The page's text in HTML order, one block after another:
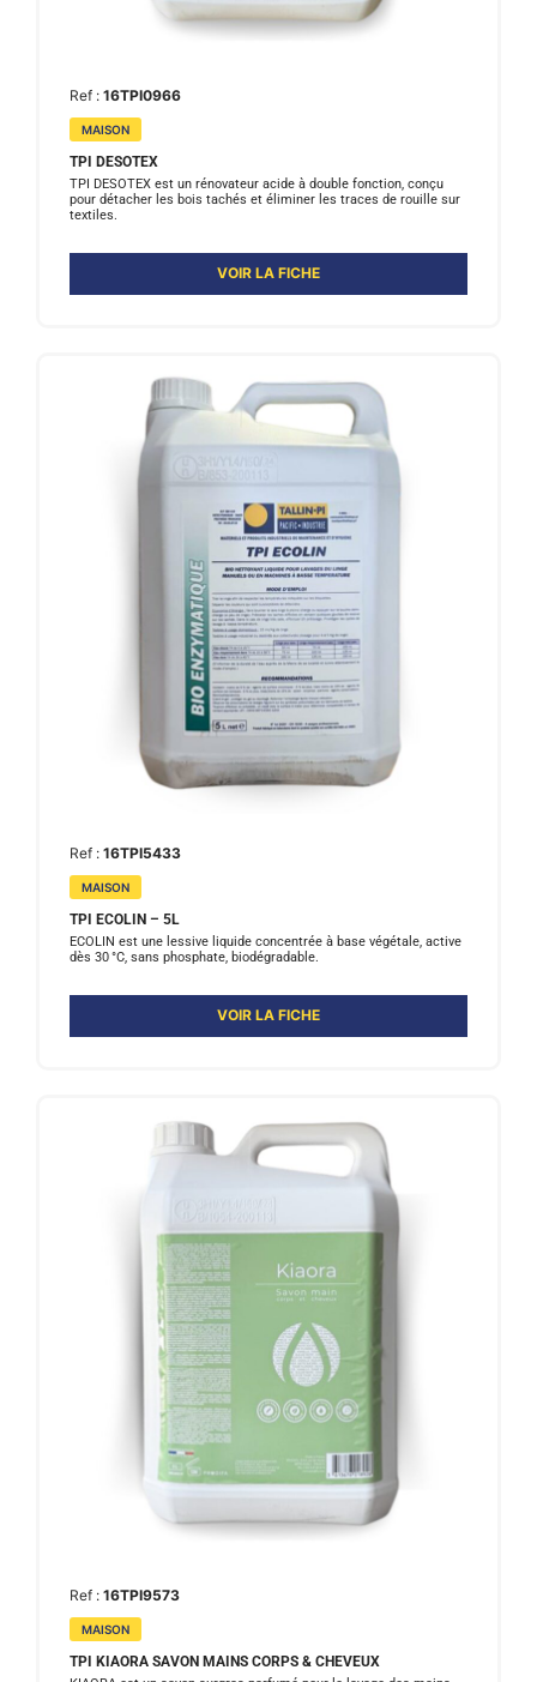
Ref : 16TPI0966
MAISON
TPI DESOTEX
TPI DESOTEX est un rénovateur acide à double fonction, conçu
pour détacher les bois tachés et éliminer les traces de rouille sur
textiles.
VOIR LA FICHE
Ref : 16TPI5433
MAISON
TPI ECOLIN – 5L
ECOLIN est une lessive liquide concentrée à base végétale, active
dès 30 °C, sans phosphate, biodégradable.
VOIR LA FICHE
Ref : 16TPI9573
MAISON
TPI KIAORA SAVON MAINS CORPS & CHEVEUX